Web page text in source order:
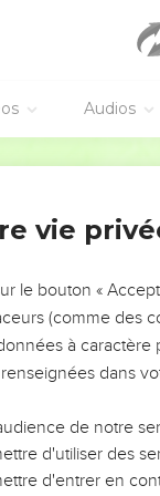
Audios
le tien ?
l'œil de ton
pas de mauvais
se reconnaît à
bonnes choses du
de son cœur].
vous ‘Seigneur,
qui ressemble
qui, pour
Une inondation
vie
le bouton «
(comme des
à
dans
de notre
d'utiliser des
d'entrer en